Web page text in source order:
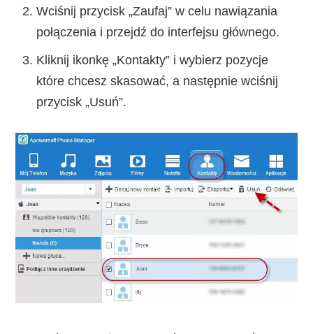
Wciśnij przycisk „Zaufaj” w celu nawiązania
połączenia i przejdź do interfejsu głównego.
Kliknij ikonkę „Kontakty” i wybierz pozycje
które chcesz skasować, a następnie wciśnij
przycisk „Usuń”.